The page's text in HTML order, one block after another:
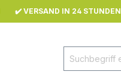
✔️ VERSAND IN 24 STUNDEN